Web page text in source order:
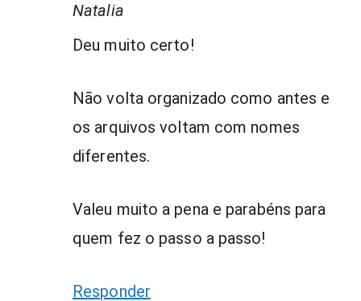
Natalia
Deu muito certo!
Não volta organizado como antes e
os arquivos voltam com nomes
diferentes.
Valeu muito a pena e parabéns para
quem fez o passo a passo!
Responder